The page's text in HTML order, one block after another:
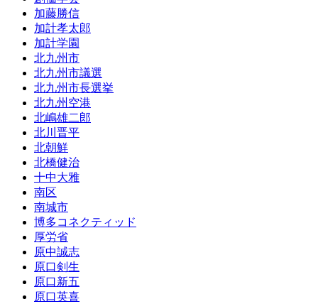
加藤勝信
加計孝太郎
加計学園
北九州市
北九州市議選
北九州市長選挙
北九州空港
北嶋雄二郎
北川晋平
北朝鮮
北橋健治
十中大雅
南区
南城市
博多コネクティッド
厚労省
原中誠志
原口剣生
原口新五
原口英喜